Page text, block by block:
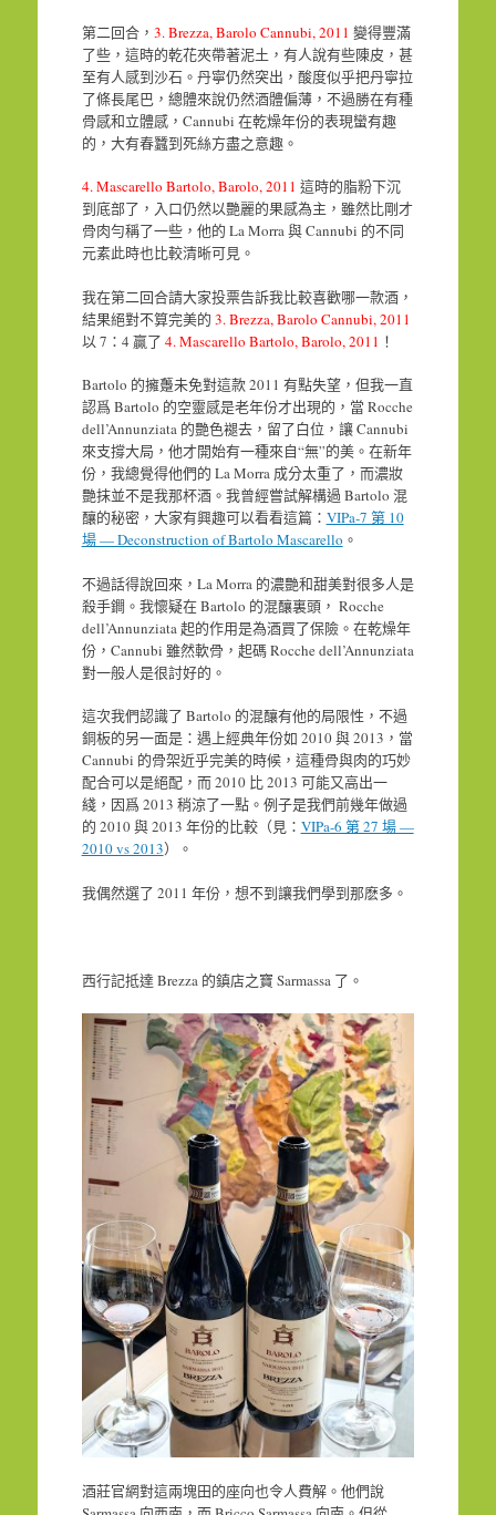
第二回合， 3. Brezza, Barolo Cannubi, 2011 變得豐滿
了些，這時的乾花夾帶著泥土，有人說有些陳皮，甚
至有人感到沙石。丹寧仍然突出，酸度似乎把丹寧拉
了條長尾巴，總體來說仍然酒體偏薄，不過勝在有種
骨感和立體感，Cannubi 在乾燥年份的表現蠻有趣
的，大有春蠶到死絲方盡之意趣。
4. Mascarello Bartolo, Barolo, 2011 這時的脂粉下沉
到底部了，入口仍然以艷麗的果感為主，雖然比剛才
骨肉勻稱了一些，他的 La Morra 與 Cannubi 的不同
元素此時也比較清晰可見。
我在第二回合請大家投票告訴我比較喜歡哪一款酒，
結果絕對不算完美的 3. Brezza, Barolo Cannubi, 2011
以 7：4 贏了 4. Mascarello Bartolo, Barolo, 2011 ！
Bartolo 的擁躉未免對這款 2011 有點失望，但我一直
認爲 Bartolo 的空靈感是老年份才出現的，當 Rocche
dell’Annunziata 的艷色褪去，留了白位，讓 Cannubi
來支撐大局，他才開始有一種來自“無”的美。在新年
份，我總覺得他們的 La Morra 成分太重了，而濃妝
艷抹並不是我那杯酒。我曾經嘗試解構過 Bartolo 混
釀的秘密，大家有興趣可以看看這篇： VIPa-7 第 10
場 — Deconstruction of Bartolo Mascarello 。
不過話得說回來，La Morra 的濃艷和甜美對很多人是
殺手鐧。我懷疑在 Bartolo 的混釀裏頭， Rocche
dell’Annunziata 起的作用是為酒買了保險。在乾燥年
份，Cannubi 雖然軟骨，起碼 Rocche dell’Annunziata
對一般人是很討好的。
這次我們認識了 Bartolo 的混釀有他的局限性，不過
銅板的另一面是：遇上經典年份如 2010 與 2013，當
Cannubi 的骨架近乎完美的時候，這種骨與肉的巧妙
配合可以是絕配，而 2010 比 2013 可能又高出一
綫，因爲 2013 稍涼了一點。例子是我們前幾年做過
的 2010 與 2013 年份的比較（見： VIPa-6 第 27 場 —
2010 vs 2013）。
我偶然選了 2011 年份，想不到讓我們學到那麽多。
西行記抵達 Brezza 的鎮店之寶 Sarmassa 了。
酒莊官網對這兩塊田的座向也令人費解。他們說